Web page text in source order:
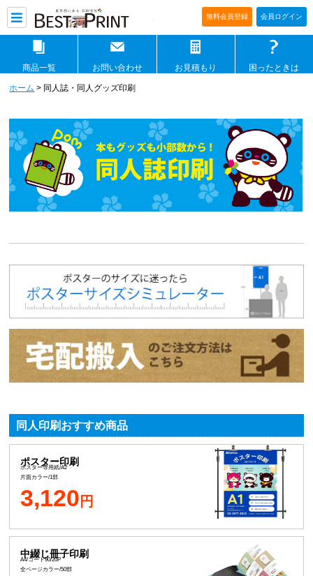
印刷通販ベストプリントベストプリ
無料会員登録 会員ログイン
商品一覧 お問い合わせ お見積もり 困ったときは
ホーム > 同人誌・同人グッズ印刷
同人印刷おすすめ商品
ポスター印刷
ポスター専用紙/A2
片面カラー/1部
3,120 円
中綴じ冊子印刷
A4/コート90/20P
全ページカラー/50部